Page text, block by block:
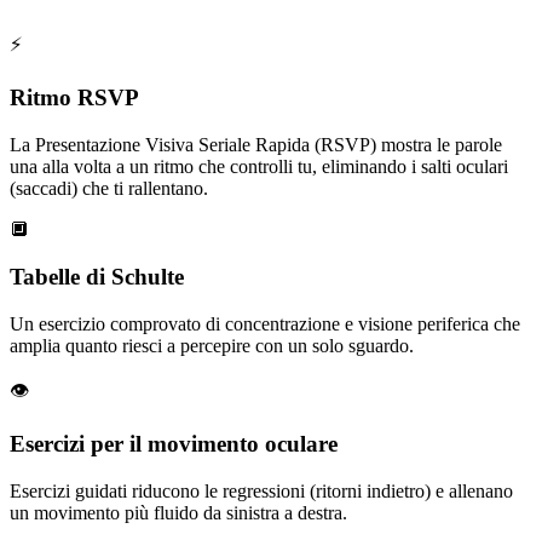
⚡
Ritmo RSVP
La Presentazione Visiva Seriale Rapida (RSVP) mostra le parole
una alla volta a un ritmo che controlli tu, eliminando i salti oculari
(saccadi) che ti rallentano.
🔲
Tabelle di Schulte
Un esercizio comprovato di concentrazione e visione periferica che
amplia quanto riesci a percepire con un solo sguardo.
👁️
Esercizi per il movimento oculare
Esercizi guidati riducono le regressioni (ritorni indietro) e allenano
un movimento più fluido da sinistra a destra.